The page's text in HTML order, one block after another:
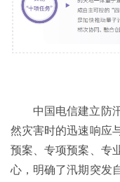
中国电信建立防
然灾害时的迅速响应
预案、专项预案、专
心，明确了汛期突发